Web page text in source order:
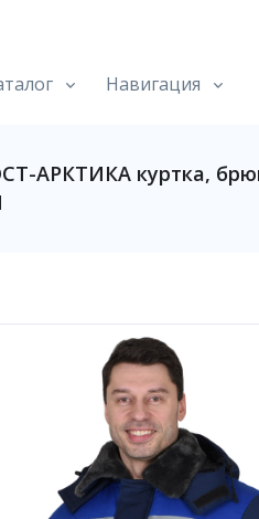
Навигация
АРКТИКА куртка,